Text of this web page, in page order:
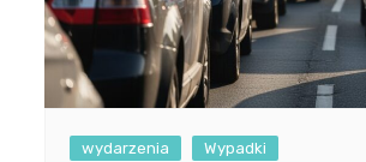
wydarzenia Wypadki